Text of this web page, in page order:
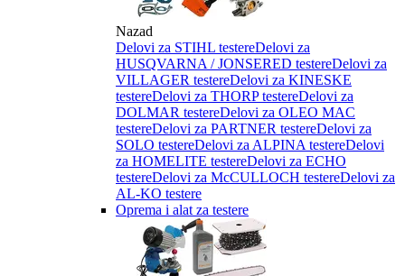
Nazad
Delovi za STIHL testereDelovi za
HUSQVARNA / JONSERED testereDelovi za
VILLAGER testereDelovi za KINESKE
testereDelovi za THORP testereDelovi za
DOLMAR testereDelovi za OLEO MAC
testereDelovi za PARTNER testereDelovi za
SOLO testereDelovi za ALPINA testereDelovi
za HOMELITE testereDelovi za ECHO
testereDelovi za McCULLOCH testereDelovi za
AL-KO testere
Oprema i alat za testere